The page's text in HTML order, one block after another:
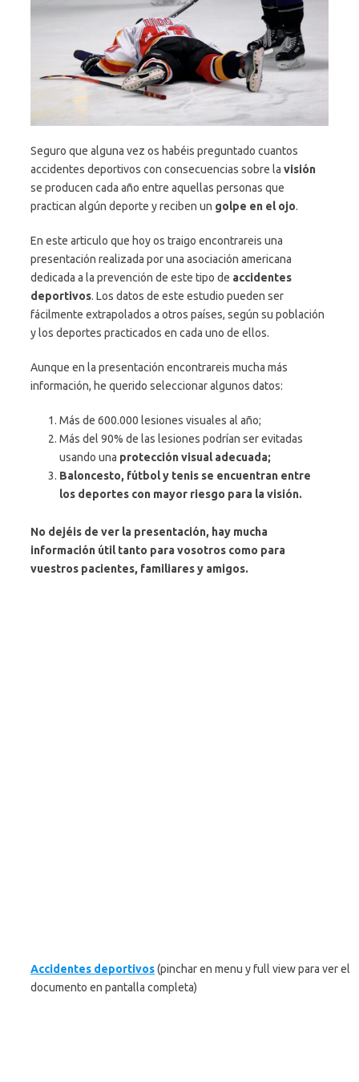
Seguro que alguna vez os habéis preguntado cuantos
accidentes deportivos con consecuencias sobre la visión
se producen cada año entre aquellas personas que
practican algún deporte y reciben un golpe en el ojo.
En este articulo que hoy os traigo encontrareis una
presentación realizada por una asociación americana
dedicada a la prevención de este tipo de accidentes
deportivos. Los datos de este estudio pueden ser
fácilmente extrapolados a otros países, según su población
y los deportes practicados en cada uno de ellos.
Aunque en la presentación encontrareis mucha más
información, he querido seleccionar algunos datos:
Más de 600.000 lesiones visuales al año;
Más del 90% de las lesiones podrían ser evitadas
usando una protección visual adecuada;
Baloncesto, fútbol y tenis se encuentran entre
los deportes con mayor riesgo para la visión.
No dejéis de ver la presentación, hay mucha
información útil tanto para vosotros como para
vuestros pacientes, familiares y amigos.
Accidentes deportivos(pinchar en menu y full view para ver el
documento en pantalla completa)